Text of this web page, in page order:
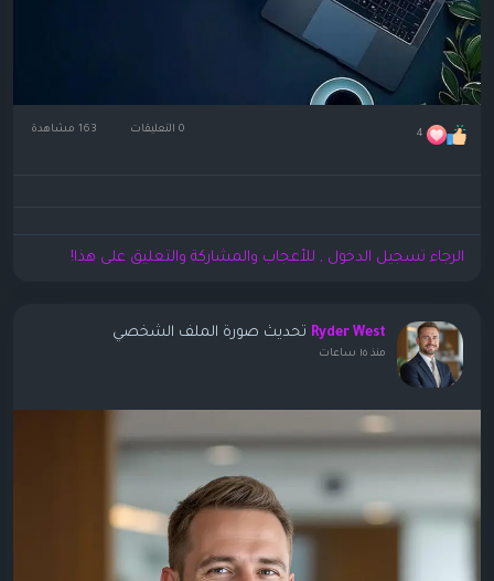
4 0 التعليقات
الرجاء تسجيل الدخول , للأعجاب والمشاركة والتعليق على هذا!
Ryder West تحديث صورة الملف الشخصي
منذ ١٥ ساعات